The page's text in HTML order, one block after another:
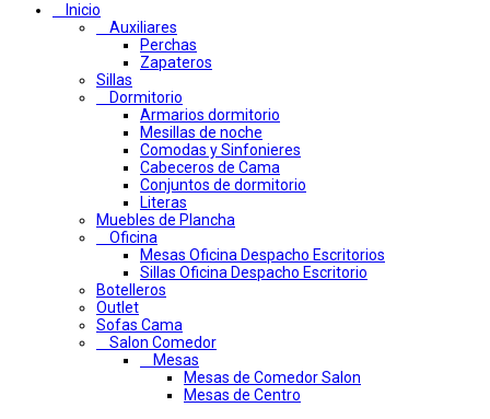
Inicio
Auxiliares
Perchas
Zapateros
Sillas
Dormitorio
Armarios dormitorio
Mesillas de noche
Comodas y Sinfonieres
Cabeceros de Cama
Conjuntos de dormitorio
Literas
Muebles de Plancha
Oficina
Mesas Oficina Despacho Escritorios
Sillas Oficina Despacho Escritorio
Botelleros
Outlet
Sofas Cama
Salon Comedor
Mesas
Mesas de Comedor Salon
Mesas de Centro